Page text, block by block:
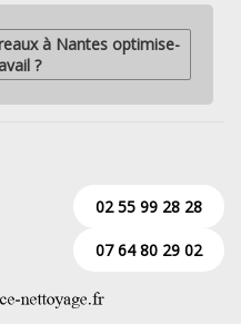
à Nantes optimise-
?
02 55 99 28 28
07 64 80 29 02